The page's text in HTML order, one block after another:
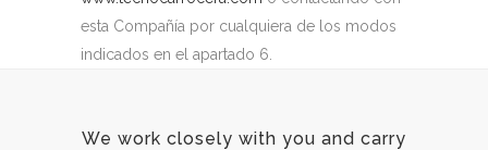
esta Compañía por cualquiera de los modos
indicados en el apartado 6.
We work closely with you and carry